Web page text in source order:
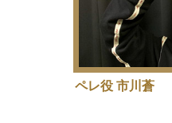
ペレ役 市川蒼